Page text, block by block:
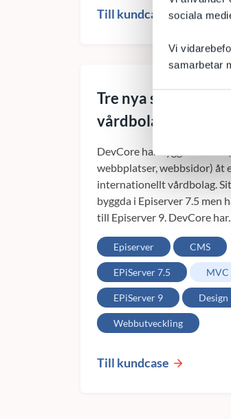
sociala
Vi
samarbetar
Till kundcase
Tre nya siter för
vårdbolag
DevCore har byggt tre siter
webbplatser, webbsidor) åt
internationellt vårdbolag.
byggda i Episerver 7.5 men
till Episerver 9. DevCore
Episerver CMS
EPiServer 7.5 MVC
EPiServer 9 Design
Webbutveckling
Till kundcase